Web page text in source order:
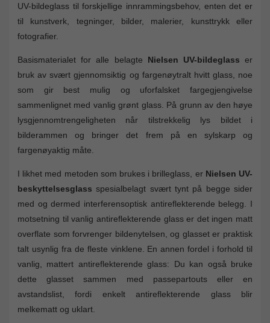
UV-bildeglass til forskjellige innrammingsbehov, enten det er
til kunstverk, tegninger, bilder, malerier, kunsttrykk eller
fotografier.
Basismaterialet for alle belagte Nielsen UV-bildeglass er
bruk av svært gjennomsiktig og fargenøytralt hvitt glass, noe
som gir best mulig og uforfalsket fargegjengivelse
sammenlignet med vanlig grønt glass. På grunn av den høye
lysgjennomtrengeligheten når tilstrekkelig lys bildet i
bilderammen og bringer det frem på en sylskarp og
fargenøyaktig måte.
I likhet med metoden som brukes i brilleglass, er Nielsen UV-
beskyttelsesglass spesialbelagt svært tynt på begge sider
med og dermed interferensoptisk antireflekterende belegg. I
motsetning til vanlig antireflekterende glass er det ingen matt
overflate som forvrenger bildenytelsen, og glasset er praktisk
talt usynlig fra de fleste vinklene. En annen fordel i forhold til
vanlig, mattert antireflekterende glass: Du kan også bruke
dette glasset sammen med passepartouts eller en
avstandslist, fordi enkelt antireflekterende glass blir
melkematt og uklart.